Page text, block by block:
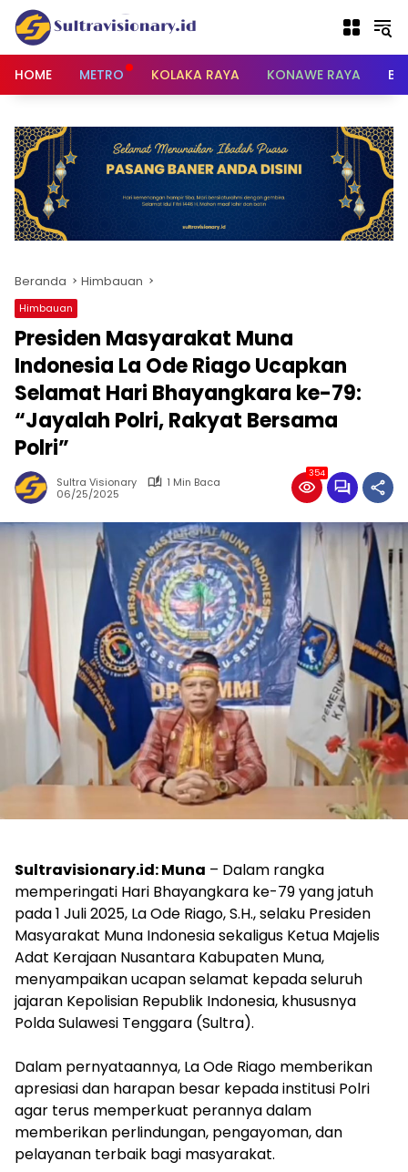
Langsung
konten
HOME
METRO KOLAKA RAYA KONAWE RAYA
Beranda Himbauan
Himbauan
Presiden Masyarakat Muna
Indonesia La Ode Riago Ucapkan
Selamat Hari Bhayangkara ke-79:
“Jayalah Polri, Rakyat Bersama
Polri”
Sultra Visionary
1 Min Baca
06/25/2025
354
Sultravisionary.id: Muna – Dalam rangka
memperingati Hari Bhayangkara ke-79 yang jatuh
pada 1 Juli 2025, La Ode Riago, S.H., selaku Presiden
Masyarakat Muna Indonesia sekaligus Ketua Majelis
Adat Kerajaan Nusantara Kabupaten Muna,
menyampaikan ucapan selamat kepada seluruh
jajaran Kepolisian Republik Indonesia, khususnya
Polda Sulawesi Tenggara (Sultra).
Dalam pernyataannya, La Ode Riago memberikan
apresiasi dan harapan besar kepada institusi Polri
agar terus memperkuat perannya dalam
memberikan perlindungan, pengayoman, dan
pelayanan terbaik bagi masyarakat.